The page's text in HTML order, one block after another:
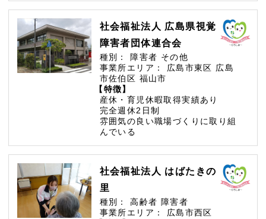
社会福祉法人 広島県視覚
障害者団体連合会
種別： 障害者 その他
事業所エリア：
広島市東区 広島
市佐伯区 福山市
【特徴】
産休・育児休暇取得実績あり
完全週休2日制
雰囲気の良い職場づくりに取り組
んでいる
社会福祉法人 はばたきの
里
種別： 高齢者 障害者
事業所エリア：
広島市西区